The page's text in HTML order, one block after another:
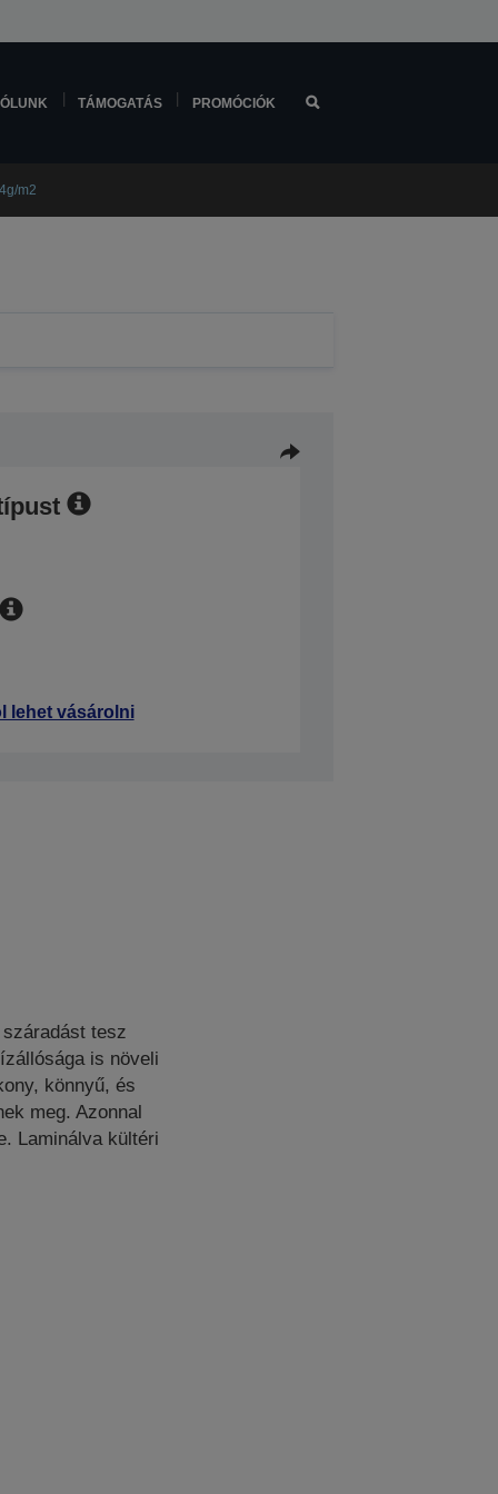
TÁMOGATÁS PROMÓCIÓK
m2
lehet vásárolni
tesz
is növeli
könnyű, és
meg. Azonnal
Laminálva kültéri